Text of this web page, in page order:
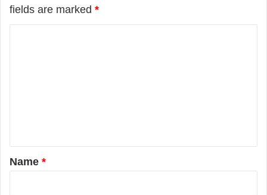
fields are marked *
*
Name *